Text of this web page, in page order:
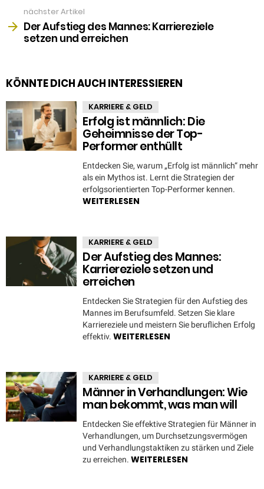
nächster Artikel
Der Aufstieg des Mannes: Karriereziele
setzen und erreichen
KÖNNTE DICH AUCH INTERESSIEREN
KARRIERE & GELD
Erfolg ist männlich: Die
Geheimnisse der Top-
Performer enthüllt
Entdecken Sie, warum „Erfolg ist männlich“ mehr
als ein Mythos ist. Lernt die Strategien der
erfolgsorientierten Top-Performer kennen.
WEITERLESEN
KARRIERE & GELD
Der Aufstieg des Mannes:
Karriereziele setzen und
erreichen
Entdecken Sie Strategien für den Aufstieg des
Mannes im Berufsumfeld. Setzen Sie klare
Karriereziele und meistern Sie beruflichen Erfolg
effektiv. WEITERLESEN
KARRIERE & GELD
Männer in Verhandlungen: Wie
man bekommt, was man will
Entdecken Sie effektive Strategien für Männer in
Verhandlungen, um Durchsetzungsvermögen
und Verhandlungstaktiken zu stärken und Ziele
zu erreichen. WEITERLESEN